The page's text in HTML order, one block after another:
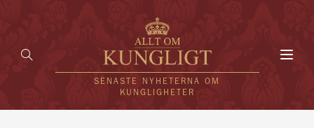
SENASTE NYHETERNA OM
KUNGLIGHETER